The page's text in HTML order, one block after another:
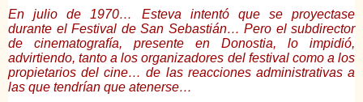
En julio de 1970… Esteva intentó que se proyectase
durante el Festival de San Sebastián… Pero el subdirector
de cinematografía, presente en Donostia, lo impidió,
advirtiendo, tanto a los organizadores del festival como a los
propietarios del cine… de las reacciones administrativas a
las que tendrían que atenerse…